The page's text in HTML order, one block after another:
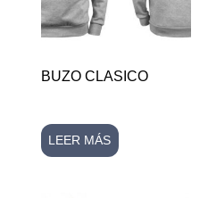
BUZO CLASICO
LEER MÁS